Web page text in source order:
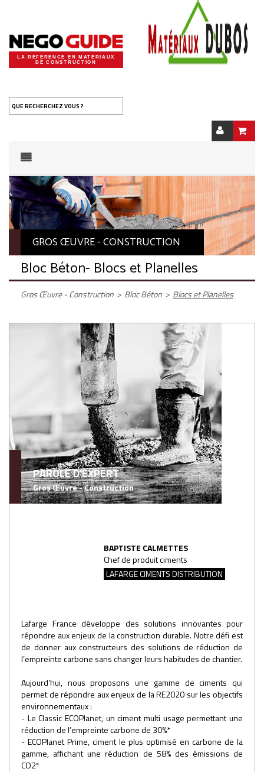
LA RÉFÉRENCE EN MATÉRIAUX
DE CONSTRUCTION
QUE RECHERCHEZ VOUS ?
GROS ŒUVRE - CONSTRUCTION
Bloc Béton- Blocs et Planelles
Gros Œuvre - Construction > Bloc Béton > Blocs et Planelles
PAROLE D'EXPERT
Gros Œuvre - Construction
BAPTISTE CALMETTES
Chef de produit ciments
LAFARGE CIMENTS DISTRIBUTION
Lafarge France développe des solutions innovantes pour
répondre aux enjeux de la construction durable. Notre défi est
de donner aux constructeurs des solutions de réduction de
l’empreinte carbone sans changer leurs habitudes de chantier.
Aujourd’hui, nous proposons une gamme de ciments qui
permet de répondre aux enjeux de la RE2020 sur les objectifs
environnementaux :
- Le Classic ECOPlanet, un ciment multi usage permettant une
réduction de l’empreinte carbone de 30%*
- ECOPlanet Prime, ciment le plus optimisé en carbone de la
gamme, affichant une réduction de 58% des émissions de
CO2*